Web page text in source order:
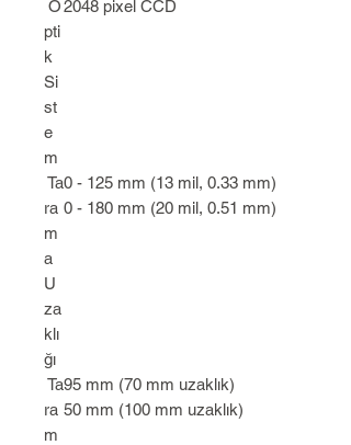
O
pti
k
Si
st
e
m
2048 pixel CCD
Ta
ra
m
a
U
za
klı
ğı
0 - 125 mm (13 mil, 0.33 mm)
0 - 180 mm (20 mil, 0.51 mm)
Ta
ra
m
95 mm (70 mm uzaklık)
50 mm (100 mm uzaklık)